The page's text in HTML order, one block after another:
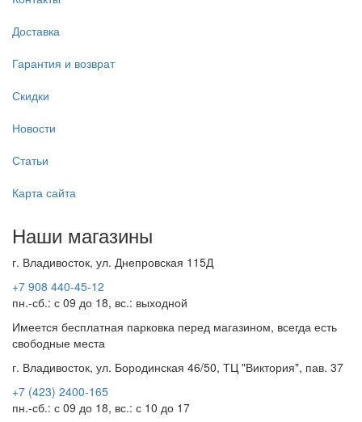
Доставка
Гарантия и возврат
Скидки
Новости
Статьи
Карта сайта
Наши магазины
г. Владивосток, ул. Днепровская 115Д
+7 908 440-45-12
пн.-сб.: с 09 до 18, вс.: выходной
Имеется бесплатная парковка перед магазином, всегда есть
свободные места
г. Владивосток, ул. Бородинская 46/50, ТЦ "Виктория", пав. 37
+7 (423) 2400-165
пн.-сб.: с 09 до 18, вс.: с 10 до 17